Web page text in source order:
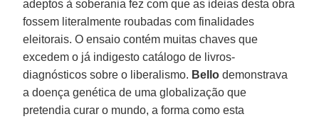
adeptos à soberania fez com que as ideias desta obra
fossem literalmente roubadas com finalidades
eleitorais. O ensaio contém muitas chaves que
excedem o já indigesto catálogo de livros-
diagnósticos sobre o liberalismo. Bello demonstrava
a doença genética de uma globalização que
pretendia curar o mundo, a forma como esta